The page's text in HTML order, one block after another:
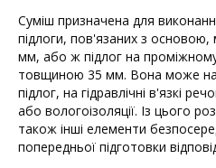
Суміш призначена для
підлоги, пов'язаних з
мм, або ж підлог на
товщиною 35 мм. Вона може
підлог, на гідравлічні в'язкі
або вологоізоляції. Із цього
також інші елементи
попередньої підготовки